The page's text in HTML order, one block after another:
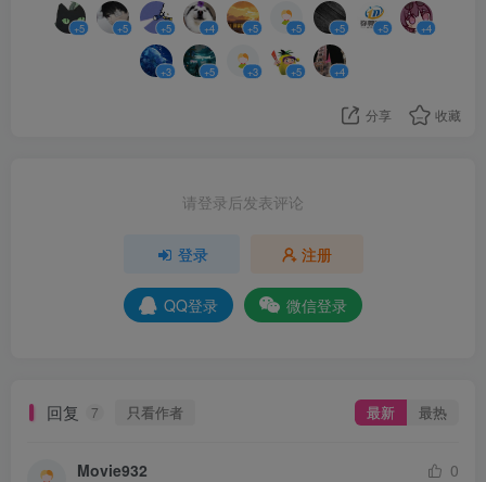
+5 +5 +5 +4 +5 +5 +5 +5 +4
+3 +5 +3 +5 +4
分享 收藏
请登录后发表评论
登录 注册
QQ登录 微信登录
回复 7 只看作者 最新 最热
Movie932
0